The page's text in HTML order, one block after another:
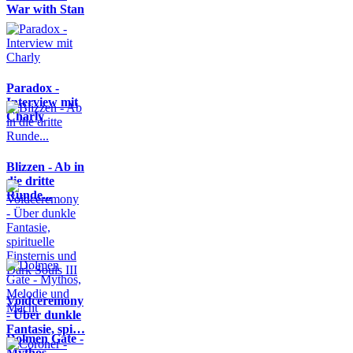
War with Stan
Paradox -
Interview mit
Charly
Blizzen - Ab in
die dritte
Runde...
Voidceremony
- Über dunkle
Fantasie, spi…
Dolmen Gate -